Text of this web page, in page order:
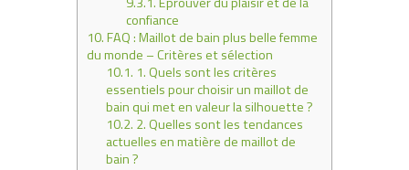
confiance
10.FAQ : Maillot de bain plus belle femme
du monde – Critères et sélection
10.1. 1. Quels sont les critères
essentiels pour choisir un maillot de
bain qui met en valeur la silhouette ?
10.2. 2. Quelles sont les tendances
actuelles en matière de maillot de
bain ?